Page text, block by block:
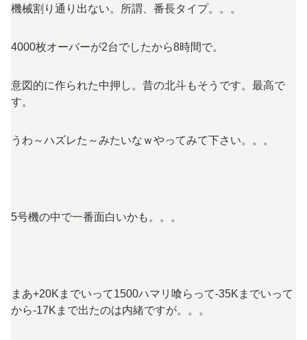
機械割り通り出ない。所謂、番長タイプ。。。
4000枚オーバーが2台でしたから8時間で。
意図的に作られた中押し。昔の北斗もそうです。最高で
す。
うわ～ハズレた～みたいなｗやってみて下さい。。。
5号機の中で一番面白いかも。。。
まあ+20Kまでいって1500ハマリ喰らって-35Kまでいって
から-17Kまで出たのは内緒ですが。。。